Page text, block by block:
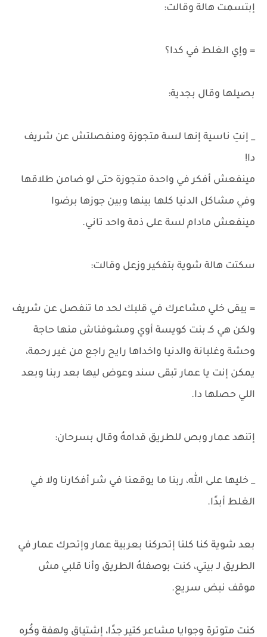
إبتسمت هالة وقالت:
= وإي الغلط في كدا؟
بصيلها وقال بجدية:
_ إنتِ ناسية إنها لسة متجوزة ومنفصلتش عن شريف
دا!
مينفعش أفكر في واحدة متجوزة حتى لو ضامن طلاقها
وفي مشاكل الدنيا كلها بينها وبين جوزها برضوا
مينفعش مادام لسة على ذمة واحد تاني.
سكتت هالة شوية بتفكير وزعل وقالت:
= يبقى خلي مشاعرك في قلبك لحد ما تنفصل عن شريف
ولكن هي كـ بنت كويسة أوي ومشوفناش منها حاجة
وحشة وغلبانة والدنيا واخداها رايح راجع من غير رحمة،
يمكن إنت يا عمار تبقى سند وعوض ليها بعد ربنا وبعد
اللي حصلها دا.
إتنهد عمار وبص للطريق قدامهُ وقال بسرحان:
_ خليها على الله، ربنا ما يوقعنا في شر أفكارنا ولا في
الغلط أبدًا.
بعد شوية كنا كلنا إتحركنا بعربية عمار وإتحرك عمار في
الطريق لـ بيتي، كنت بوصفلهُ الطريق وأنا قلبي مش
موقف نبض سريع.
كنت متوترة وجوايا مشاعر كتير جدًا، إشتياق ولهفة وكُره